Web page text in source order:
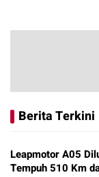
Berita Terkini
Leapmotor A05
Tempuh 510 Km